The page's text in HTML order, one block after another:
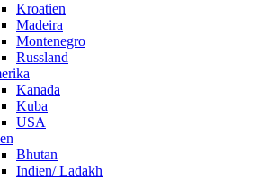
Kroatien
Madeira
Montenegro
Russland
Kanada
Kuba
USA
Bhutan
Indien/ Ladakh